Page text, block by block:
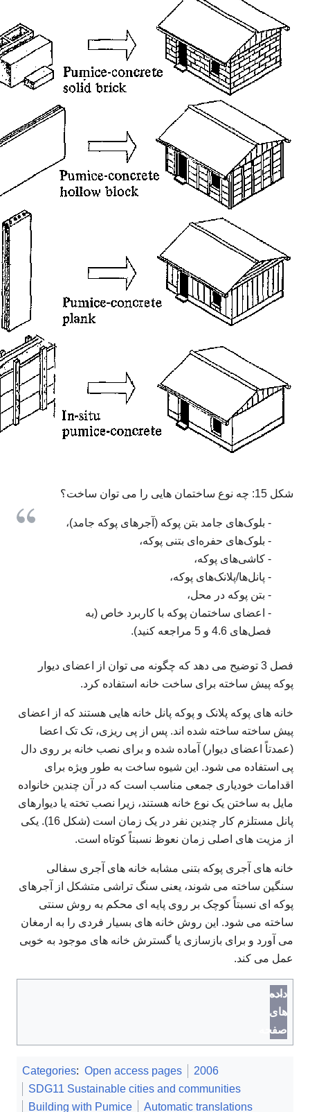
شکل 15: چه نوع ساختمان هایی را می توان ساخت؟
- بلوک‌های جامد بتن پوکه (آجرهای پوکه جامد)،
- بلوک‌های حفره‌ای بتنی پوکه،
- کاشی‌های پوکه،
- پانل‌ها/پلانک‌های پوکه،
- بتن پوکه در محل،
- اعضای ساختمان پوکه با کاربرد خاص (به
فصل‌های 4.6 و 5 مراجعه کنید).
فصل 3 توضیح می دهد که چگونه می توان از اعضای دیوار
پوکه پیش ساخته برای ساخت خانه استفاده کرد.
خانه های پوکه پلانک و پوکه پانل خانه هایی هستند که از اعضای
پیش ساخته ساخته شده اند. پس از پی ریزی، تک تک اعضا
(عمدتاً اعضای دیوار) آماده شده و برای نصب خانه بر روی دال
پی استفاده می شود. این شیوه ساخت به طور ویژه برای
اقدامات خودیاری جمعی مناسب است که در آن چندین خانواده
مایل به ساختن یک نوع خانه هستند، زیرا نصب تخته یا دیوارهای
پانل مستلزم کار چندین نفر در یک زمان است (شکل 16). یکی
از مزیت های اصلی زمان نعوظ نسبتاً کوتاه است.
خانه های آجری پوکه بتنی مشابه خانه های آجری سفالی
سنگین ساخته می شوند، یعنی سنگ تراشی متشکل از آجرهای
پوکه ای نسبتاً کوچک بر روی پایه ای محکم به روش سنتی
ساخته می شود. این روش خانه های بسیار فردی را به ارمغان
می آورد و برای بازسازی یا گسترش خانه های موجود به خوبی
عمل می کند.
داده
های
صفحه
Categories: Open access pages
2006
SDG11 Sustainable cities and communities
Building with Pumice
Automatic translations